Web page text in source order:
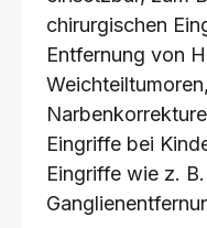
chirurgischen
Entfernung von
Eingriffe bei
Eingriffe wie z.